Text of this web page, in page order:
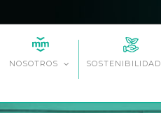
NOSOTROS SOSTENIBILIDAD